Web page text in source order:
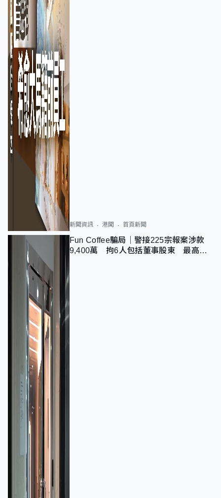
新聞資訊 港聞 首頁新聞
Fun Coffee騙局｜警接225宗報案涉款
9,400萬 拘6人包括董事股東 最高金